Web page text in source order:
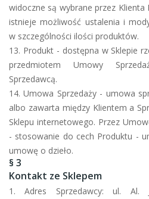
widoczne są wybrane przez
istnieje możliwość ustalenia i
w szczególności ilości produktów.
13. Produkt - dostępna w Sklepie
przedmiotem Umowy
Sprzedawcą.
14. Umowa Sprzedaży - umowa
albo zawarta między Klientem a
Sklepu internetowego. Przez
- stosowanie do cech Produktu -
umowę o dzieło.
§ 3
Kontakt ze Sklepem
1. Adres Sprzedawcy: ul. Al.